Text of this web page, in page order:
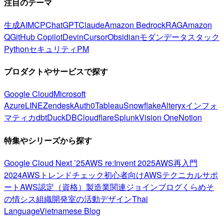
生成AIMCPChatGPTClaudeAmazon BedrockRAGAmazon
QGitHub CopilotDevinCursorObsidianモダンデータスタック
PythonセキュリティPM
プロダクトやサービスで探す
Google CloudMicrosoft
AzureLINEZendeskAuth0TableauSnowflakeAlteryxインフォ
マティカdbtDuckDBCloudflareSplunkVision OneNotion
特集やシリーズから探す
Google Cloud Next ’25AWS re:Invent 2025AWS再入門
2024AWSトレンドチェック初心者向けAWSテクニカルサポ
ートAWS認定（資格） 製造業関連ジョインブログくらめそ
の情シス組織開発室の活動デザインThai
LanguageVietnamese Blog